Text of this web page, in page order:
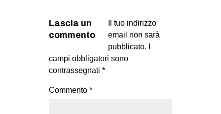
Lascia un
commento
Il tuo indirizzo
email non sarà
pubblicato.
campi obbligatori sono
contrassegnati *
Commento *